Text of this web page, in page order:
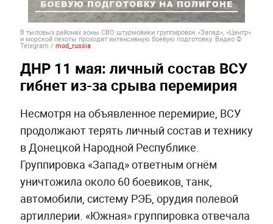
В тыловых районах зоны СВО штурмовики группировок «Запад», «Центр»
и морской пехоты проходят интенсивную боевую подготовку. Видео ©
Telegram / mod_russia
ДНР 11 мая: личный состав ВСУ
гибнет из-за срыва перемирия
Несмотря на объявленное перемирие, ВСУ
продолжают терять личный состав и технику
в Донецкой Народной Республике.
Группировка «Запад» ответным огнём
уничтожила около 60 боевиков, танк,
автомобили, систему РЭБ, орудия полевой
артиллерии. «Южная» группировка отвечала